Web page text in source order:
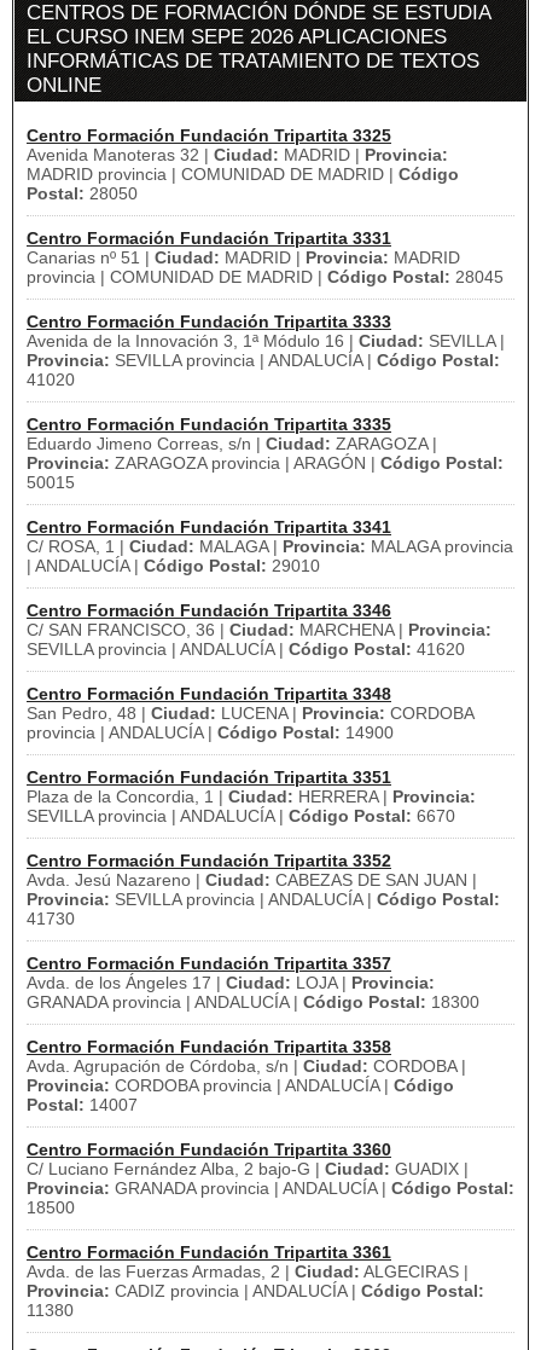
CENTROS DE FORMACIÓN DÓNDE SE ESTUDIA
EL CURSO INEM SEPE 2026 APLICACIONES
INFORMÁTICAS DE TRATAMIENTO DE TEXTOS
ONLINE
Centro Formación Fundación Tripartita 3325
Avenida Manoteras 32 | Ciudad: MADRID | Provincia:
MADRID provincia | COMUNIDAD DE MADRID | Código
Postal: 28050
Centro Formación Fundación Tripartita 3331
Canarias nº 51 | Ciudad: MADRID | Provincia: MADRID
provincia | COMUNIDAD DE MADRID | Código Postal: 28045
Centro Formación Fundación Tripartita 3333
Avenida de la Innovación 3, 1ª Módulo 16 | Ciudad: SEVILLA |
Provincia: SEVILLA provincia | ANDALUCÍA | Código Postal:
41020
Centro Formación Fundación Tripartita 3335
Eduardo Jimeno Correas, s/n | Ciudad: ZARAGOZA |
Provincia: ZARAGOZA provincia | ARAGÓN | Código Postal:
50015
Centro Formación Fundación Tripartita 3341
C/ ROSA, 1 | Ciudad: MALAGA | Provincia: MALAGA provincia
| ANDALUCÍA | Código Postal: 29010
Centro Formación Fundación Tripartita 3346
C/ SAN FRANCISCO, 36 | Ciudad: MARCHENA | Provincia:
SEVILLA provincia | ANDALUCÍA | Código Postal: 41620
Centro Formación Fundación Tripartita 3348
San Pedro, 48 | Ciudad: LUCENA | Provincia: CORDOBA
provincia | ANDALUCÍA | Código Postal: 14900
Centro Formación Fundación Tripartita 3351
Plaza de la Concordia, 1 | Ciudad: HERRERA | Provincia:
SEVILLA provincia | ANDALUCÍA | Código Postal: 6670
Centro Formación Fundación Tripartita 3352
Avda. Jesú Nazareno | Ciudad: CABEZAS DE SAN JUAN |
Provincia: SEVILLA provincia | ANDALUCÍA | Código Postal:
41730
Centro Formación Fundación Tripartita 3357
Avda. de los Ángeles 17 | Ciudad: LOJA | Provincia:
GRANADA provincia | ANDALUCÍA | Código Postal: 18300
Centro Formación Fundación Tripartita 3358
Avda. Agrupación de Córdoba, s/n | Ciudad: CORDOBA |
Provincia: CORDOBA provincia | ANDALUCÍA | Código
Postal: 14007
Centro Formación Fundación Tripartita 3360
C/ Luciano Fernández Alba, 2 bajo-G | Ciudad: GUADIX |
Provincia: GRANADA provincia | ANDALUCÍA | Código Postal:
18500
Centro Formación Fundación Tripartita 3361
Avda. de las Fuerzas Armadas, 2 | Ciudad: ALGECIRAS |
Provincia: CADIZ provincia | ANDALUCÍA | Código Postal:
11380